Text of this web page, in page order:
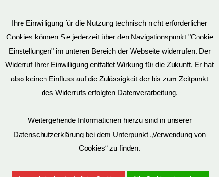
Impressum
Bitte beachten Sie, dass wir für einen zunehmenden Teil der von
uns hergestellten SM-Möbel deutsche Geschmacksmuster beim
Deutschen Patent und Markenamt (DPMA) haben eintragen
Genehmigung zu benutzen. Entsprechende Verstöße werden von
Ihre Einwilligung für die Nutzung technisch nicht erforderlicher
Cookies können Sie jederzeit über den Navigationspunkt "Cookie
Einstellungen" im unteren Bereich der Webseite widerrufen. Der
Widerruf Ihrer Einwilligung entfaltet Wirkung für die Zukunft. Er hat
also keinen Einfluss auf die Zulässigkeit der bis zum Zeitpunkt
des Widerrufs erfolgten Datenverarbeitung.
Weitergehende Informationen hierzu sind in unserer
Datenschutzerklärung bei dem Unterpunkt „Verwendung von
Cookies“ zu finden.